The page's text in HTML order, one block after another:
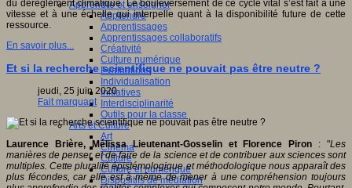
Apprendre et enseigner
Apprendre
Apprentissages
Apprentissages collaboratifs
Créativité
Culture numérique
Evaluations
Individualisation
Initiatives
Interdisciplinarité
Outils pour la classe
Arts et Culture
Art
Cinéma
Culture
Culture et numérique
Dispositifs de médiation
du dérèglement climatique. Le bouleversement de ce cycle vital s’est fait à une
vitesse et à une échelle qui interpelle quant à la disponibilité future de cette
ressource.
En savoir plus...
Et si la recherche scientifique ne pouvait pas être neutre ?
jeudi, 25 juin 2020
Fait marquant
Laurence Brière, Mélissa Lieutenant-Gosselin et Florence Piron : "Les
manières de penser et de faire de la science et de contribuer aux sciences sont
multiples. Cette pluralité épistémologique et méthodologique nous apparaît des
plus fécondes, car elle est à même de mener à une compréhension toujours